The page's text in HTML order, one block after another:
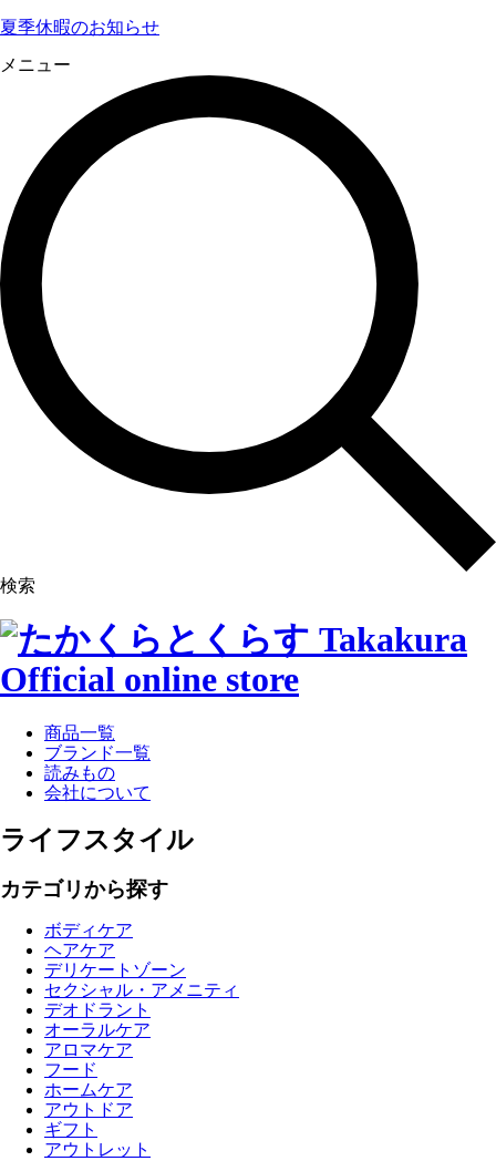
夏季休暇のお知らせ
メニュー
検索
商品一覧
ブランド一覧
読みもの
会社について
ライフスタイル
カテゴリから探す
ボディケア
ヘアケア
デリケートゾーン
セクシャル・アメニティ
デオドラント
オーラルケア
アロマケア
フード
ホームケア
アウトドア
ギフト
アウトレット